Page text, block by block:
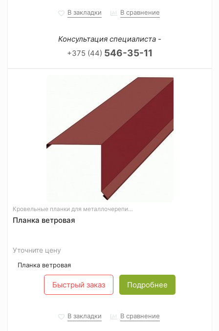
В закладки В сравнение
Консультация специалиста -
+375 (44) 546-35-11
Кровельные планки для металлочерепицы
Планка ветровая
Уточните цену
Планка ветровая
Быстрый заказ Подробнее
В закладки В сравнение